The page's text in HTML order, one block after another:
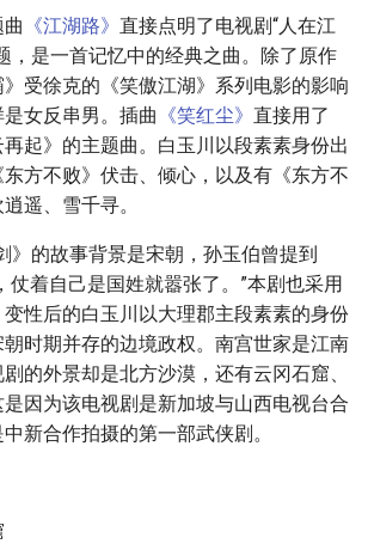
《江湖路》 直接点明了电视剧“人在江
，是一首记忆中的经典之曲。除了原作
受徐克的《笑傲江湖》系列电影的影响
女反串男。插曲 《笑红尘》 直接用了
再起》的主题曲。白玉川以段素素身份出
方不败》伏击、倾心，以及有《东方不
遥、雪千寻。
》的故事背景是宋朝，孙玉伯曾提到
仗着自己是国姓就嚣张了。”本剧也采用
性后的白玉川以大理郡主段素素的身份
时期并存的边境政权。南宫世家是江南
的外景却是北方沙漠，还有云冈石窟、
因为该电视剧是新加坡与山西电视台合
新合作拍摄的第一部武侠剧。